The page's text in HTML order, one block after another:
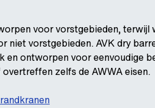
voor vorstgebieden, terwijl
niet vorstgebieden. AVK dry
en ontworpen voor eenvoudige
zelfs de AWWA eisen.